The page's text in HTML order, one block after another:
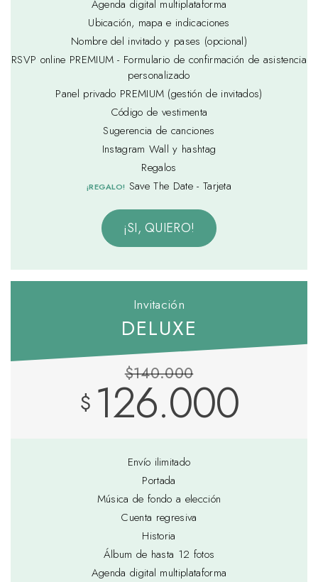
Agenda digital multiplataforma
Ubicación, mapa e indicaciones
Nombre del invitado y pases (opcional)
RSVP online PREMIUM - Formulario de confirmación de asistencia
personalizado
Panel privado PREMIUM (gestión de invitados)
Código de vestimenta
Sugerencia de canciones
Instagram Wall y hashtag
Regalos
¡REGALO! Save The Date - Tarjeta
¡SI, QUIERO!
Invitación
DELUXE
$140.000
$ 126.000
Envío ilimitado
Portada
Música de fondo a elección
Cuenta regresiva
Historia
Álbum de hasta 12 fotos
Agenda digital multiplataforma